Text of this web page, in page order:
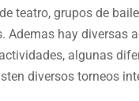
teatro, grupos de
Ademas hay diversas
algunas
diversos torneos